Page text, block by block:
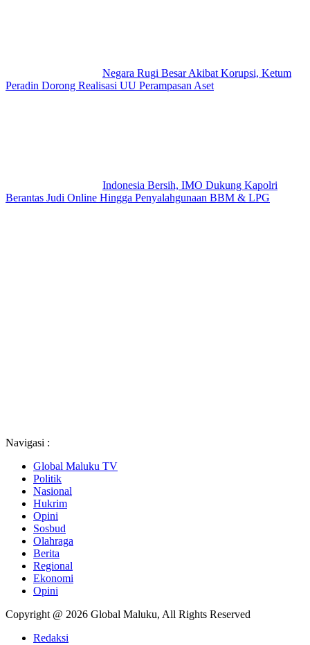
Negara Rugi Besar Akibat Korupsi, Ketum
Peradin Dorong Realisasi UU Perampasan Aset
Indonesia Bersih, IMO Dukung Kapolri
Berantas Judi Online Hingga Penyalahgunaan BBM & LPG
Navigasi :
Global Maluku TV
Politik
Nasional
Hukrim
Opini
Sosbud
Olahraga
Berita
Regional
Ekonomi
Opini
Copyright @ 2026 Global Maluku, All Rights Reserved
Redaksi